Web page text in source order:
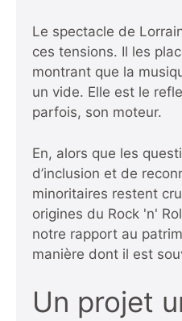
Le spectacle de
ces tensions. Il les
montrant que la
un vide. Elle est le
parfois, son moteur.
En, alors que les
d’inclusion et de
minoritaires restent
origines du Rock 'n'
notre rapport au
manière dont il est
Un projet